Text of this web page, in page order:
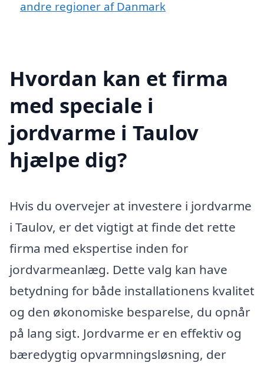
andre regioner af Danmark
Hvordan kan et firma
med speciale i
jordvarme i Taulov
hjælpe dig?
Hvis du overvejer at investere i jordvarme
i Taulov, er det vigtigt at finde det rette
firma med ekspertise inden for
jordvarmeanlæg. Dette valg kan have
betydning for både installationens kvalitet
og den økonomiske besparelse, du opnår
på lang sigt. Jordvarme er en effektiv og
bæredygtig opvarmningsløsning, der